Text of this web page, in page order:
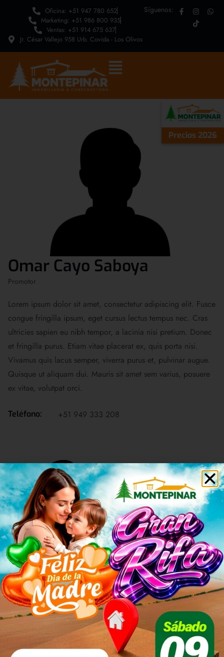
Oficina: +51 947 780 652
Marketing: +51 986 800 935
Ventas: +51 914 675 637
Jr. César Vallejo 958 Urb. Covida - Los Olivos
Síguenos:
Precios 2026
Omar Cayo Saboya
Promotor
Lorem ipsum dolor sit amet, consectetur adipiscing elit. Fusce
congue fringilla ipsum, eget cursus lectus tempus nec. Cras
ultricies sapien eu nibh tempor, a lacinia nisi pretium. Donec
et fringilla purus. Etiam vitae placerat ex, quis porta nisi.
Vivamus quis lacus semper, viverra purus et, pulvinar augue.
Quisque ut aliquam dui. Mauris sit amet sem varius, posuere
ex vitae, volutpat orci.
Teléfono: +51 949 333 208